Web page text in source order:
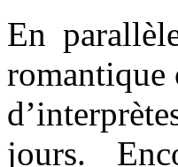
En
romantique
jours.